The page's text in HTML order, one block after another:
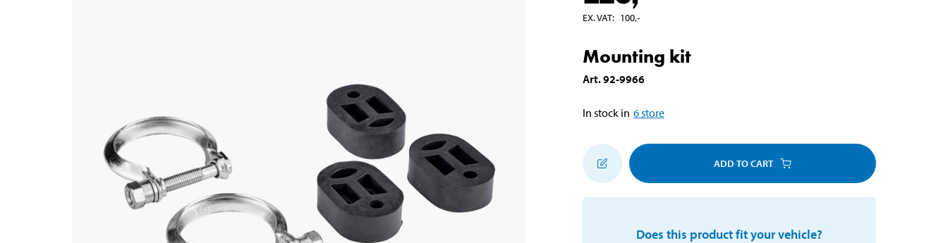
EX. VAT: 100,-
Mounting kit
Art.92-9966
In stock in 6store
ADD TO CART
Does this product fit your vehicle?